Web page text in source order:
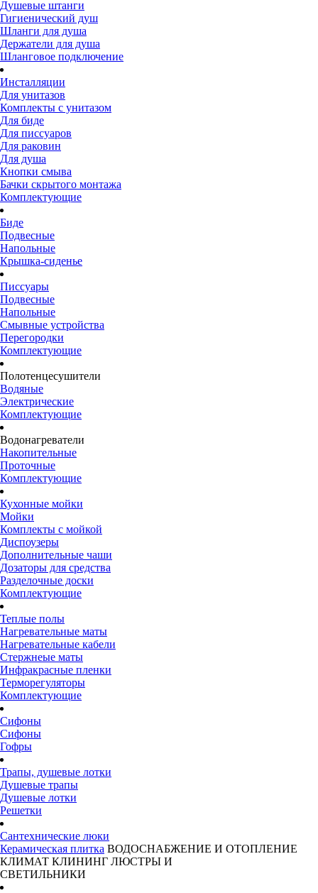
Душевые штанги
Гигиенический душ
Шланги для душа
Держатели для душа
Шланговое подключение
Инсталляции
Для унитазов
Комплекты с унитазом
Для биде
Для писсуаров
Для раковин
Для душа
Кнопки смыва
Бачки скрытого монтажа
Комплектующие
Биде
Подвесные
Напольные
Крышка-сиденье
Писсуары
Подвесные
Напольные
Смывные устройства
Перегородки
Комплектующие
Полотенцесушители
Водяные
Электрические
Комплектующие
Водонагреватели
Накопительные
Проточные
Комплектующие
Кухонные мойки
Мойки
Комплекты с мойкой
Диспоузеры
Дополнительные чаши
Дозаторы для средства
Разделочные доски
Комплектующие
Теплые полы
Нагревательные маты
Нагревательные кабели
Стержнеые маты
Инфракрасные пленки
Терморегуляторы
Комплектующие
Сифоны
Сифоны
Гофры
Трапы, душевые лотки
Душевые трапы
Душевые лотки
Решетки
Сантехнические люки
Керамическая плитка ВОДОСНАБЖЕНИЕ И ОТОПЛЕНИЕ
КЛИМАТ КЛИНИНГ ЛЮСТРЫ И
СВЕТИЛЬНИКИ